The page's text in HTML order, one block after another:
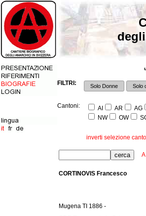
FILTRI: Solo Donne Solo
Cantoni: AI AR AG
NW
OW
inverti selezione
A
CORTINOVIS Francesco
Mugena TI 1886 -